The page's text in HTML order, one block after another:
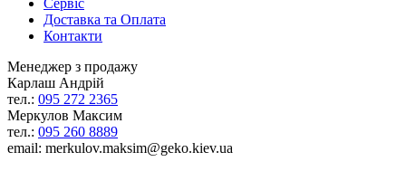
Доставка та Оплата
Контакти
Менеджер з продажу
Карлаш Андрій
тел.: 095 272 2365
Меркулов Максим
тел.: 095 260 8889
email: merkulov.maksim@geko.kiev.ua